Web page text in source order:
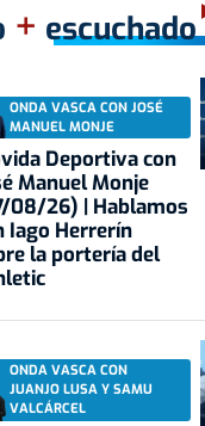
+ escuchado
ONDA VASCA CON JOSÉ
MANUEL MONJE
Deportiva con
Manuel Monje
08/26) | Hablamos
Iago Herrerín
la portería del
ONDA VASCA CON
JUANJO LUSA Y SAMU
VALCÁRCEL